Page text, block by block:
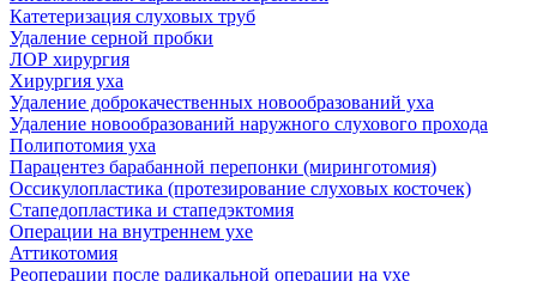
Катетеризация слуховых труб
Удаление серной пробки
ЛОР хирургия
Хирургия уха
Удаление доброкачественных новообразований уха
Удаление новообразований наружного слухового прохода
Полипотомия уха
Парацентез барабанной перепонки (миринготомия)
Оссикулопластика (протезирование слуховых косточек)
Стапедопластика и стапедэктомия
Операции на внутреннем ухе
Аттикотомия
Реоперации после радикальной операции на ухе